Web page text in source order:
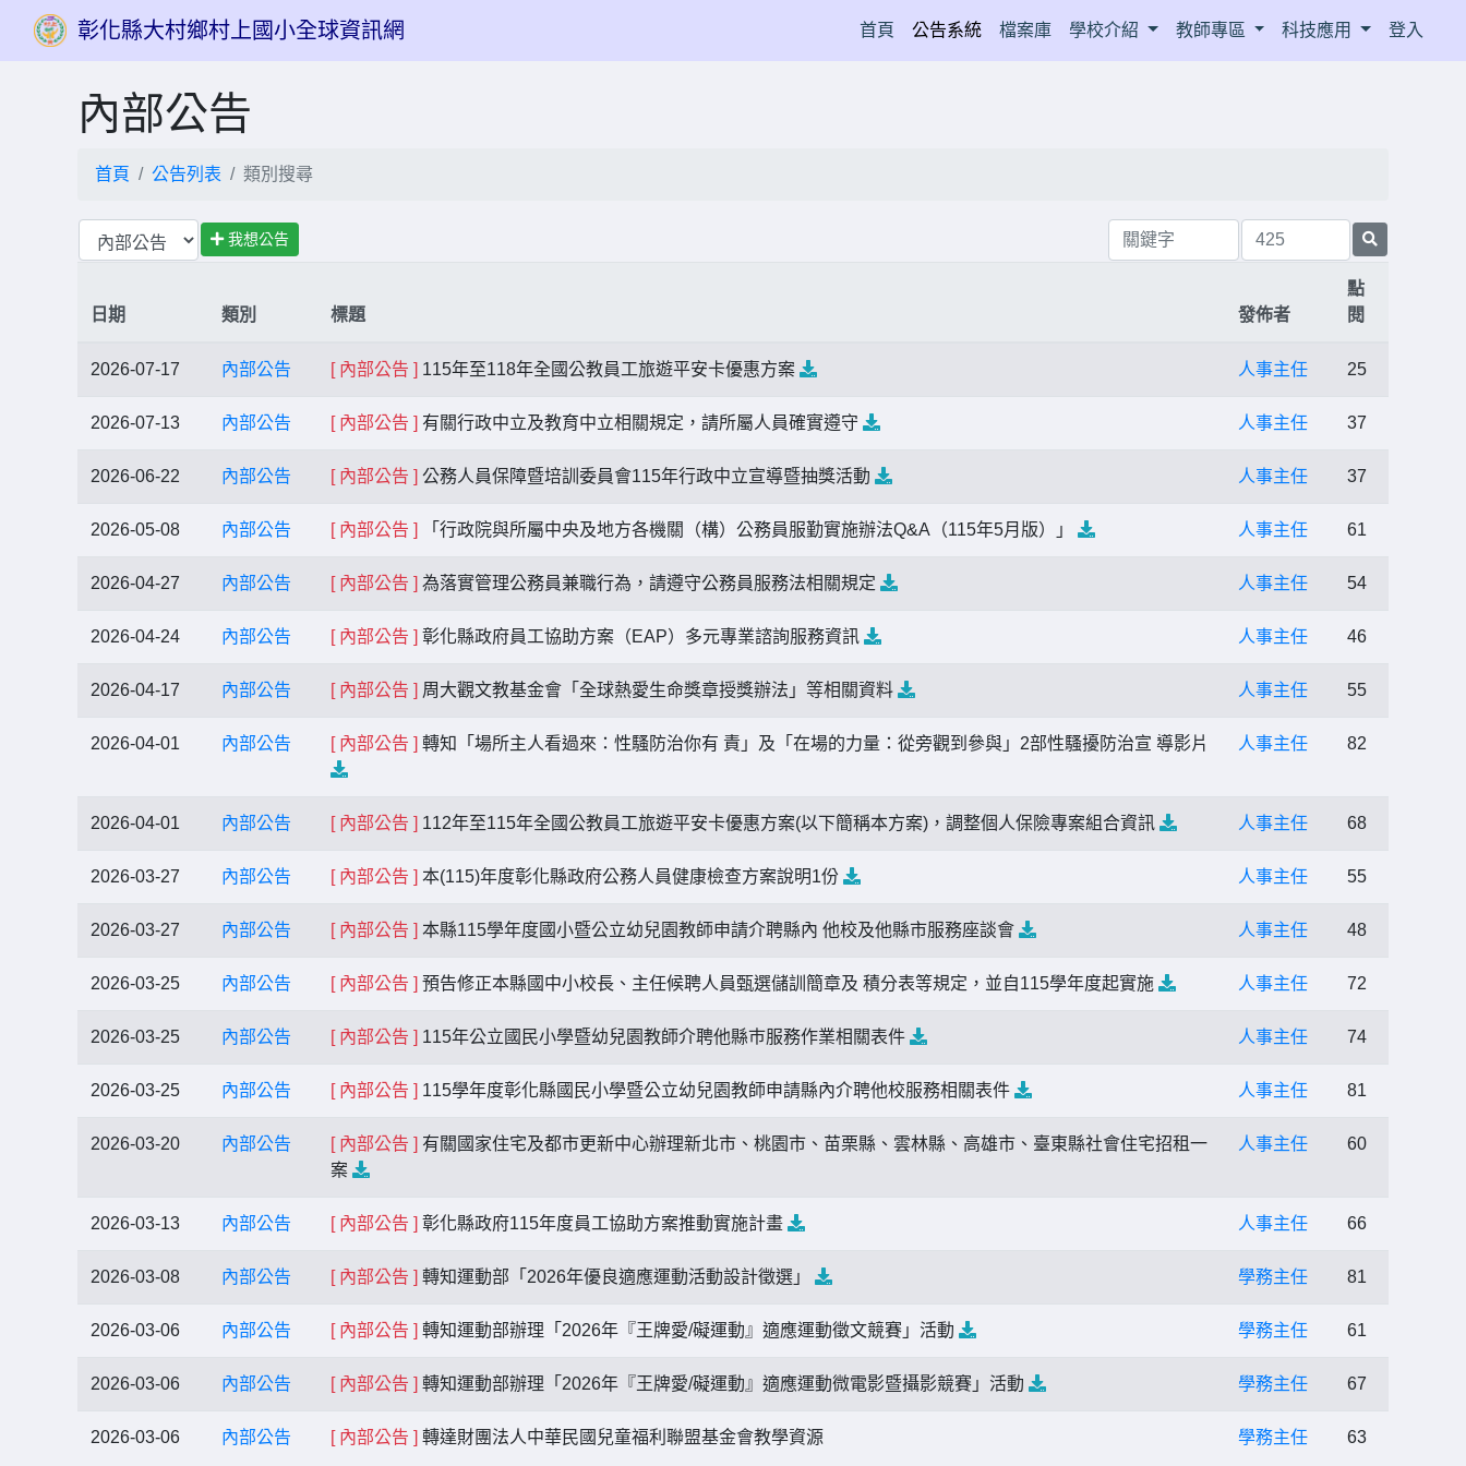
彰化縣大村鄉村上國小全球資訊網 首頁(current)
公告系統 檔案庫 學校介紹 教師專區 科技應用 登入
內部公告
首頁 公告列表 類別搜尋
我想公告
日期 類別 標題 發佈者
點
閱
2026-07-17 內部公告 [ 內部公告 ] 115年至118年全國公教員工旅遊平安卡優惠方案 人事主任 25
2026-07-13 內部公告 [ 內部公告 ] 有關行政中立及教育中立相關規定，請所屬人員確實遵守 人事主任 37
2026-06-22 內部公告 [ 內部公告 ] 公務人員保障暨培訓委員會115年行政中立宣導暨抽獎活動 人事主任 37
2026-05-08 內部公告 [ 內部公告 ] 「行政院與所屬中央及地方各機關（構）公務員服勤實施辦法Q&A（115年5月版）」 人事主任 61
2026-04-27 內部公告 [ 內部公告 ] 為落實管理公務員兼職行為，請遵守公務員服務法相關規定 人事主任 54
2026-04-24 內部公告 [ 內部公告 ] 彰化縣政府員工協助方案（EAP）多元專業諮詢服務資訊 人事主任 46
2026-04-17 內部公告 [ 內部公告 ] 周大觀文教基金會「全球熱愛生命獎章授獎辦法」等相關資料 人事主任 55
2026-04-01 內部公告 [ 內部公告 ] 轉知「場所主人看過來：性騷防治你有 責」及「在場的力量：從旁觀到參與」2部性騷擾防治宣 導影片 人事主任 82
2026-04-01 內部公告 [ 內部公告 ] 112年至115年全國公教員工旅遊平安卡優惠方案(以下簡稱本方案)，調整個人保險專案組合資訊 人事主任 68
2026-03-27 內部公告 [ 內部公告 ] 本(115)年度彰化縣政府公務人員健康檢查方案說明1份 人事主任 55
2026-03-27 內部公告 [ 內部公告 ] 本縣115學年度國小暨公立幼兒園教師申請介聘縣內 他校及他縣市服務座談會 人事主任 48
2026-03-25 內部公告 [ 內部公告 ] 預告修正本縣國中小校長、主任候聘人員甄選儲訓簡章及 積分表等規定，並自115學年度起實施 人事主任 72
2026-03-25 內部公告 [ 內部公告 ] 115年公立國民小學暨幼兒園教師介聘他縣巿服務作業相關表件 人事主任 74
2026-03-25 內部公告 [ 內部公告 ] 115學年度彰化縣國民小學暨公立幼兒園教師申請縣內介聘他校服務相關表件 人事主任 81
2026-03-20 內部公告 [ 內部公告 ] 有關國家住宅及都市更新中心辦理新北市、桃園市、苗栗縣、雲林縣、高雄市、臺東縣社會住宅招租一
案
人事主任 60
2026-03-13 內部公告 [ 內部公告 ] 彰化縣政府115年度員工協助方案推動實施計畫 人事主任 66
2026-03-08 內部公告 [ 內部公告 ] 轉知運動部「2026年優良適應運動活動設計徵選」 學務主任 81
2026-03-06 內部公告 [ 內部公告 ] 轉知運動部辦理「2026年『王牌愛/礙運動』適應運動徵文競賽」活動 學務主任 61
2026-03-06 內部公告 [ 內部公告 ] 轉知運動部辦理「2026年『王牌愛/礙運動』適應運動微電影暨攝影競賽」活動 學務主任 67
2026-03-06 內部公告 [ 內部公告 ] 轉達財團法人中華民國兒童福利聯盟基金會教學資源 學務主任 63